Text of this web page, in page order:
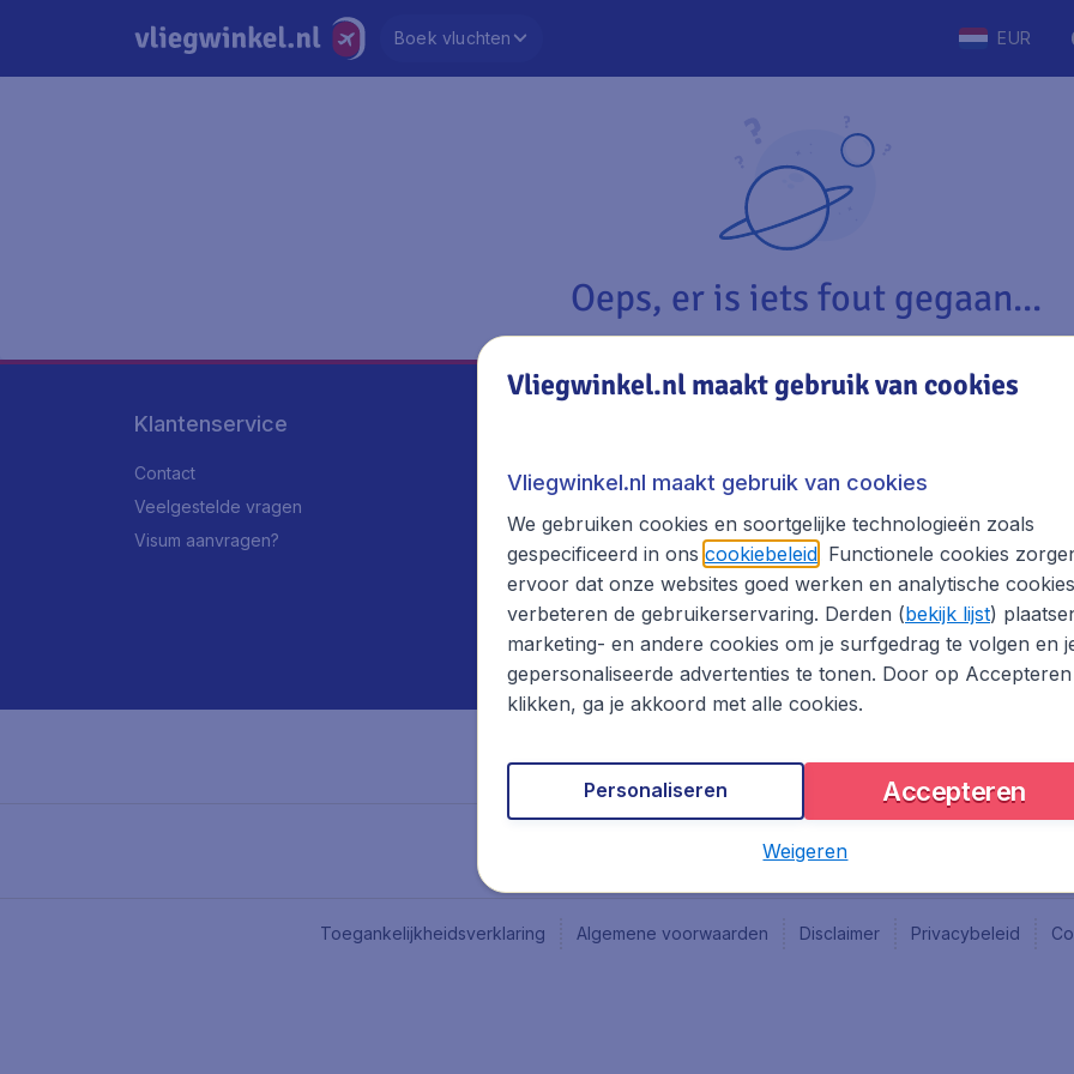
Boek vluchten EUR
Oeps, er is iets fout gegaan...
Klantenservice
Contact
Veelgestelde vragen
Visum aanvragen?
Over Vliegwinkel.nl
Reisgids
Toegankelijkheidsverklaring Algemene voorwaarden Disclaimer Privacybeleid
Vliegwinkel.nl maakt gebruik van cookies
Vliegwinkel.nl maakt gebruik van cookies
We gebruiken cookies en soortgelijke technologieën zoals
gespecificeerd in ons cookiebeleid. Functionele cookies
ervoor dat onze websites goed werken en analytische cookies
verbeteren de gebruikerservaring. Derden (bekijk lijst)
marketing- en andere cookies om je surfgedrag te volgen en
gepersonaliseerde advertenties te tonen. Door op
klikken, ga je akkoord met alle cookies.
Accepteren
Personaliseren
Weigeren